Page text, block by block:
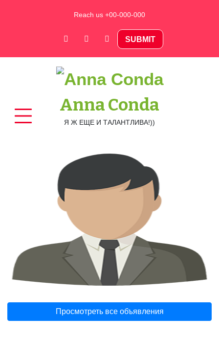
Reach us +00-000-000
SUBMIT
Anna Conda
Я Ж ЕЩЕ И ТАЛАНТЛИВА!))
Просмотреть все объявления